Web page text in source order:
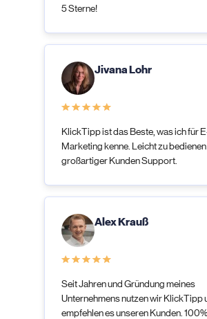
5 Sterne!
Jivana Lohr
KlickTipp ist das Beste, was ich für
Marketing kenne. Leicht zu
großartiger Kunden Support.
Alex Krauß
Seit Jahren und Gründung meines
Unternehmens nutzen wir KlickTipp
empfehlen es unseren Kunden.